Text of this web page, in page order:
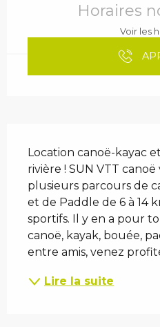
Horaires
Voir les
Location canoë-kayac
rivière ! SUN VTT
plusieurs parcours de
et de Paddle de 6 à 14
sportifs. Il y en a pour
canoë, kayak, bouée,
entre amis, venez
Lire la suite